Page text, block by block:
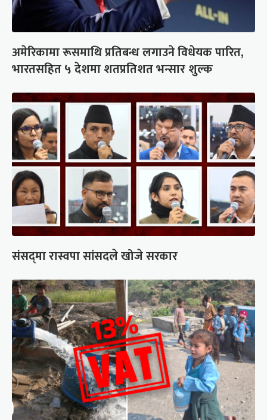
अमेरिकामा रूसमाथि प्रतिबन्ध लगाउने विधेयक पारित,
भारतसहित ५ देशमा शतप्रतिशत भन्सार शुल्क
संसद्‍मा रास्वपा सांसदले खोजे सरकार